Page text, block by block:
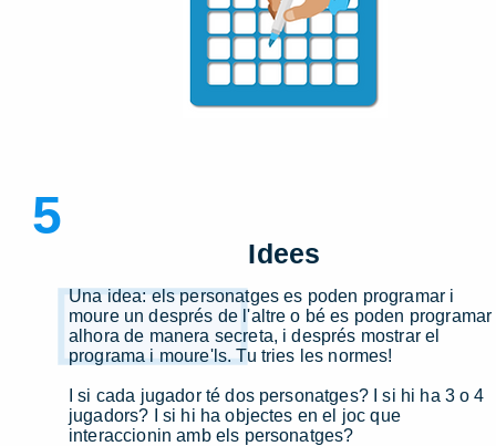
5
Una idea: els personatges es poden programar i
moure un després de l'altre o bé es poden programar
alhora de manera secreta, i després mostrar el
programa i moure'ls. Tu tries les normes!
I si cada jugador té dos personatges? I si hi ha 3 o 4
jugadors? I si hi ha objectes en el joc que
interaccionin amb els personatges?
Idees